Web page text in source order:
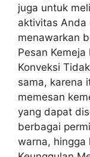
juga untuk
aktivitas Anda
menawarkan
Pesan
Konveksi
sama, karena
memesan
yang dapat
berbagai
warna, hingga